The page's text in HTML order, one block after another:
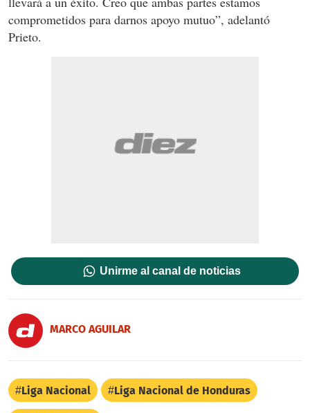
comprometidos para darnos apoyo mutuo”, adelantó
Prieto.
Unirme al canal de noticias
MARCO AGUILAR
Liga Nacional Liga Nacional de Honduras